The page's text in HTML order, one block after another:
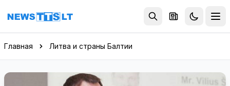
Перейти к содержимому
Главная Литва и страны Балтии